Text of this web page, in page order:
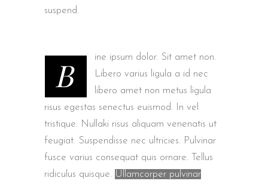
suspend.
B
ine ipsum dolor. Sit amet non.
Libero varius ligula a id nec
libero amet non metus ligula
risus egestas senectus euismod. In vel
tristique. Nullaki risus aliquam venenatis ut
feugiat. Suspendisse nec ultricies. Pulvinar
fusce varius consequat quis ornare. Tellus
ridiculus quisque. Ullamcorper pulvinar